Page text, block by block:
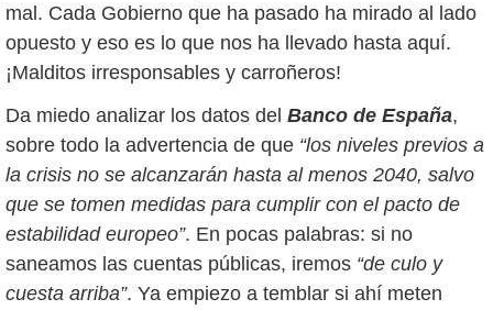
mal. Cada Gobierno que ha pasado ha mirado al lado
opuesto y eso es lo que nos ha llevado hasta aquí.
¡Malditos irresponsables y carroñeros!
Da miedo analizar los datos del Banco de España,
sobre todo la advertencia de que “los niveles previos a
la crisis no se alcanzarán hasta al menos 2040, salvo
que se tomen medidas para cumplir con el pacto de
estabilidad europeo”. En pocas palabras: si no
saneamos las cuentas públicas, iremos “de culo y
cuesta arriba”. Ya empiezo a temblar si ahí meten